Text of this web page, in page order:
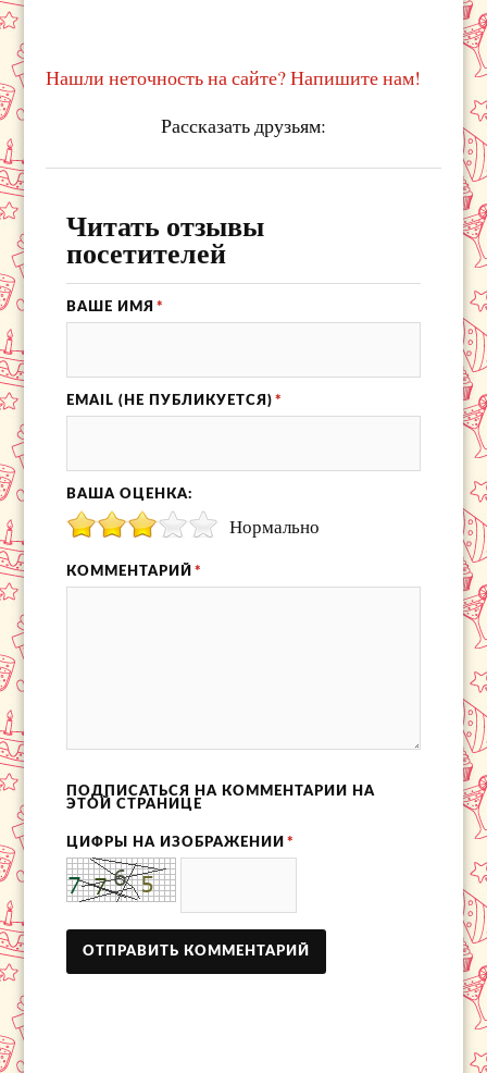
Нашли неточность на сайте? Напишите нам!
Рассказать друзьям:
Читать отзывы
посетителей
ВАШЕ ИМЯ *
EMAIL (НЕ ПУБЛИКУЕТСЯ) *
ВАША ОЦЕНКА:
Нормально
КОММЕНТАРИЙ *
ПОДПИСАТЬСЯ НА КОММЕНТАРИИ НА
ЭТОЙ СТРАНИЦЕ
ЦИФРЫ НА ИЗОБРАЖЕНИИ *